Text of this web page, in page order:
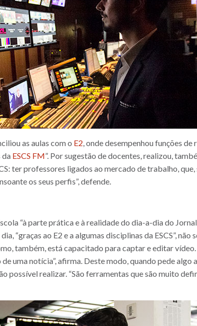
as aulas com o E2 , onde desempenhou funções
da ESCS FM”. Por sugestão de docentes, realizou,
ter professores ligados ao mercado de trabalho,
os seus perfis”, defende.
“à parte prática e à realidade do dia-a-dia do
“graças ao E2 e a algumas disciplinas da ESCS”, não
também, está capacitado para captar e editar
uma notícia”, afirma. Deste modo, quando pede algo
possível realizar. “São ferramentas que são muito